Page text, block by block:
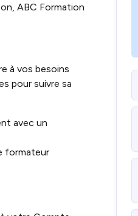
ABC Formation
à vos besoins
pour suivre sa
avec un
formateur